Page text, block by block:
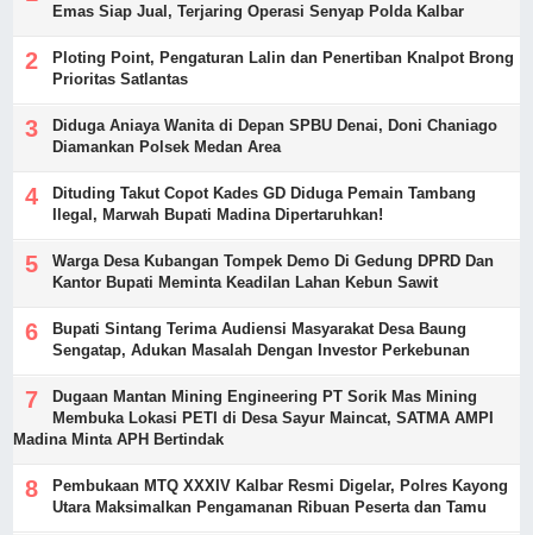
Emas Siap Jual, Terjaring Operasi Senyap Polda Kalbar
Ploting Point, Pengaturan Lalin dan Penertiban Knalpot Brong
Prioritas Satlantas
Diduga Aniaya Wanita di Depan SPBU Denai, Doni Chaniago
Diamankan Polsek Medan Area
Dituding Takut Copot Kades GD Diduga Pemain Tambang
Ilegal, Marwah Bupati Madina Dipertaruhkan!
Warga Desa Kubangan Tompek Demo Di Gedung DPRD Dan
Kantor Bupati Meminta Keadilan Lahan Kebun Sawit
Bupati Sintang Terima Audiensi Masyarakat Desa Baung
Sengatap, Adukan Masalah Dengan Investor Perkebunan
Dugaan Mantan Mining Engineering PT Sorik Mas Mining
Membuka Lokasi PETI di Desa Sayur Maincat, SATMA AMPI
Madina Minta APH Bertindak
Pembukaan MTQ XXXIV Kalbar Resmi Digelar, Polres Kayong
Utara Maksimalkan Pengamanan Ribuan Peserta dan Tamu